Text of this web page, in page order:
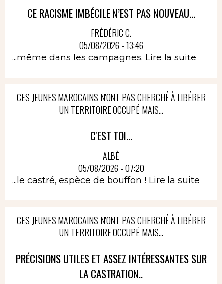
CE RACISME IMBÉCILE N’EST PAS NOUVEAU...
FRÉDÉRIC C.
05/08/2026 - 13:46
...même dans les campagnes. Lire la suite
CES JEUNES MAROCAINS N'ONT PAS CHERCHÉ À LIBÉRER
UN TERRITOIRE OCCUPÉ MAIS...
C'EST TOI...
ALBÈ
05/08/2026 - 07:20
...le castré, espèce de bouffon ! Lire la suite
CES JEUNES MAROCAINS N'ONT PAS CHERCHÉ À LIBÉRER
UN TERRITOIRE OCCUPÉ MAIS...
PRÉCISIONS UTILES ET ASSEZ INTÉRESSANTES SUR
LA CASTRATION..